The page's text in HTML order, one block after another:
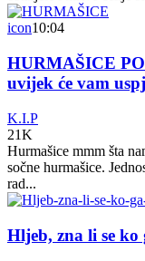
icon10:04
HURMAŠICE
uvijek će vam
K.I.P
21K
Hurmašice mmm šta
sočne hurmašice.
rad...
Hljeb, zna li se